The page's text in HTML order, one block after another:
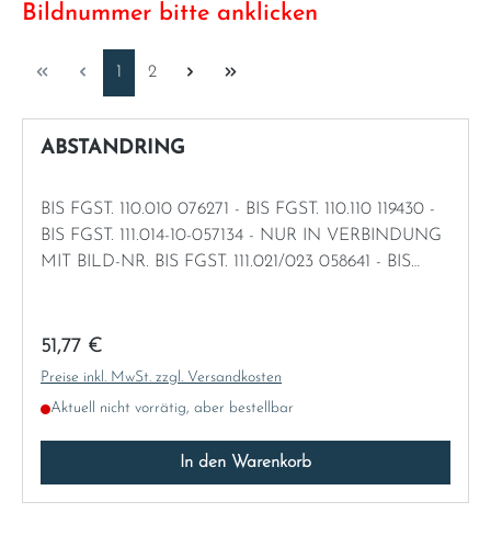
Bildnummer bitte anklicken
Seite
1 Seite
2
ABSTANDRING
BIS FGST. 110.010 076271 - BIS FGST. 110.110 119430 -
BIS FGST. 111.014-10-057134 - NUR IN VERBINDUNG
MIT BILD-NR. BIS FGST. 111.021/023 058641 - BIS
Regulärer Preis:
51,77 €
Preise inkl. MwSt. zzgl. Versandkosten
Aktuell nicht vorrätig, aber bestellbar
In den Warenkorb
Latvia
Lithuania
Luxembourg
Malta
Montenegro
Netherlands